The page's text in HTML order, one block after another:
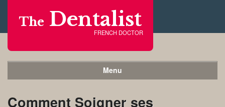
The Dentalist
FRENCH DOCTOR
Menu
Comment Soigner ses